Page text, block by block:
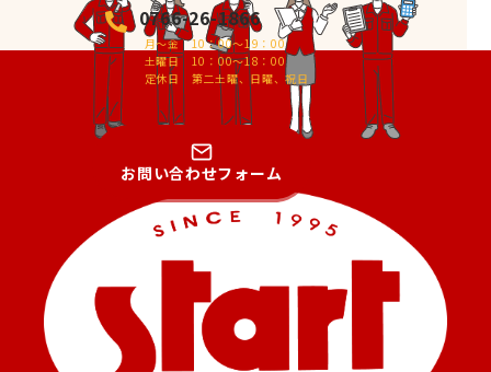
0766-26-1866
月～金 10：00～19：00
土曜日 10：00～18：00
定休日 第二土曜、日曜、祝日
お問い合わせフォーム